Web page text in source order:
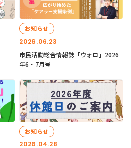
2026.06.23
お知らせ
市民活動総合情報誌「ウォロ」2026
年6・7月号
2026.04.28
お知らせ